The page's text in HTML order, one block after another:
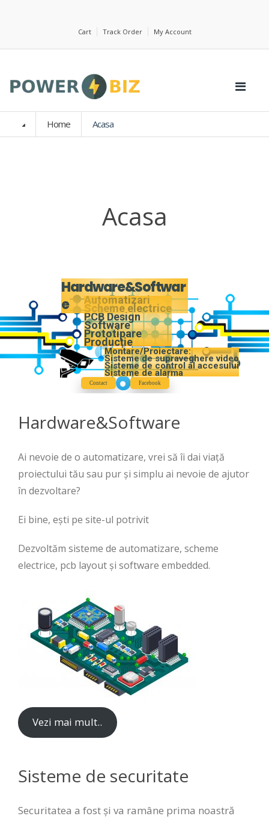
Cart Track Order My Account
Home Acasa
Acasa
Facebook
Hardware&Softwar
e
Montare/Proiectare:
Sisteme de supraveghere video
Sisteme de control al accesului
Sisteme de alarma
Automatizari
Scheme electrice
PCB Design
Software
Prototipare
Producție
Contact
Hardware&Software
Ai nevoie de o automatizare, vrei să îi dai viață
proiectului tău sau pur și simplu ai nevoie de ajutor
în dezvoltare?
Ei bine, ești pe site-ul potrivit
Dezvoltăm sisteme de automatizare, scheme
electrice, pcb layout și software embedded.
Vezi mai mult..
Sisteme de securitate
Securitatea a fost și va ramâne prima noastră